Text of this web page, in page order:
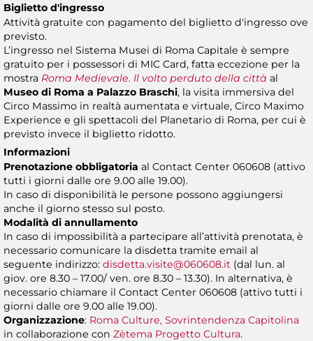
Biglietto d'ingresso
Attività gratuite con pagamento del biglietto d'ingresso ove
previsto.
L’ingresso nel Sistema Musei di Roma Capitale è sempre
gratuito per i possessori di MIC Card, fatta eccezione per la
mostra Roma Medievale. Il volto perduto della città al
Museo di Roma a Palazzo Braschi, la visita immersiva del
Circo Massimo in realtà aumentata e virtuale, Circo Maximo
Experience e gli spettacoli del Planetario di Roma, per cui è
previsto invece il biglietto ridotto.
Informazioni
Prenotazione obbligatoria al Contact Center 060608 (attivo
tutti i giorni dalle ore 9.00 alle 19.00).
In caso di disponibilità le persone possono aggiungersi
anche il giorno stesso sul posto.
Modalità di annullamento
In caso di impossibilità a partecipare all’attività prenotata, è
necessario comunicare la disdetta tramite email al
seguente indirizzo: disdetta.visite@060608.it (dal lun. al
giov. ore 8.30 – 17.00/ ven. ore 8.30 – 13.30). In alternativa, è
necessario chiamare il Contact Center 060608 (attivo tutti i
giorni dalle ore 9.00 alle 19.00).
Organizzazione: Roma Culture, Sovrintendenza Capitolina
in collaborazione con Zètema Progetto Cultura.